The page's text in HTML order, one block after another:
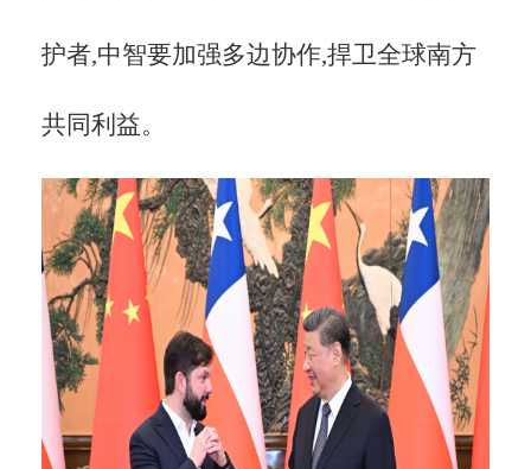
护者,中智要加强多边协作,捍卫全球南方
共同利益。